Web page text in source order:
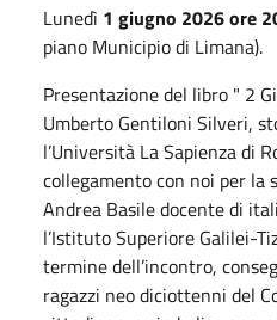
Lunedì 1 giugno 2026 ore
piano Municipio di Limana).
Presentazione del libro " 2
Umberto Gentiloni Silveri,
l’Università La Sapienza di
collegamento con noi per la
Andrea Basile docente di
l’Istituto Superiore Galilei-
termine dell’incontro,
ragazzi neo diciottenni del